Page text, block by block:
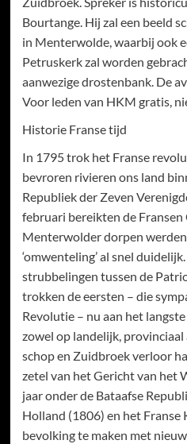
Bourtange. Hij zal een beeld
in Menterwolde, waarbij ook
Petruskerk zal worden
aanwezige drostenbank. De
Voor leden van HKM gratis,
Historie Franse tijd
In 1795 trok het Franse
bevroren rivieren ons land
Republiek der Zeven
februari bereikten de Fransen
Menterwolder dorpen werden
‘omwenteling’ al snel
strubbelingen tussen de
trokken de eersten – die
Revolutie – nu aan het
zowel op landelijk, provinciaal
schop en Zuidbroek verloor
zetel van het Gericht van het
jaar onder de Bataafse
Holland (1806) en het Franse
bevolking te maken met